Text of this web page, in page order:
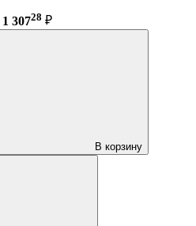
1 30728 ₽
В корзину